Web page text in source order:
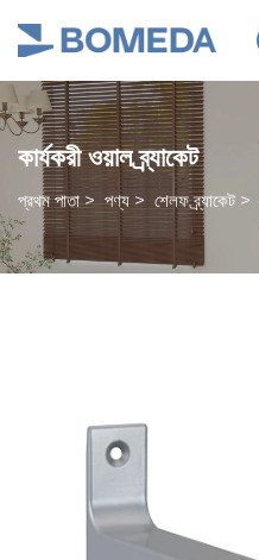
কার্যকরী ওয়াল ব্র্যাকেট
প্রথম পাতা>পণ্য > শেলফ ব্র্যাকেট >